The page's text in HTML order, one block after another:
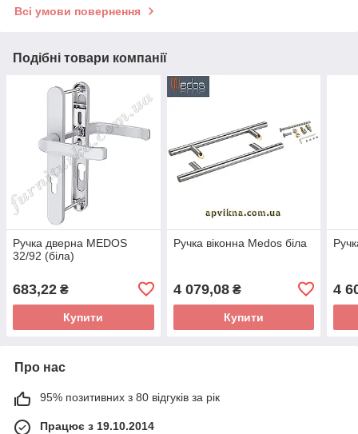
Всі умови повернення
Подібні товари компанії
Ручка дверна MEDOS
32/92 (біла)
683,22 ₴
Купити
Ручка віконна Medos біла
4 079,08₴
Купити
4
Про нас
95% позитивних з 80 відгуків за рік
Працює з 19.10.2014